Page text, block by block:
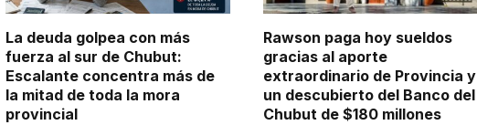
La deuda golpea con más
fuerza al sur de Chubut:
Escalante concentra más de
la mitad de toda la mora
provincial
Rawson paga hoy sueldos
gracias al aporte
extraordinario de Provincia y
un descubierto del Banco del
Chubut de $180 millones